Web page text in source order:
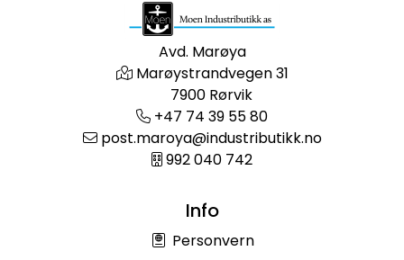
Avd. Marøya
Marøystrandvegen 31
7900 Rørvik
+47 74 39 55 80
post.maroya@industributikk.no
992 040 742
Info
Personvern